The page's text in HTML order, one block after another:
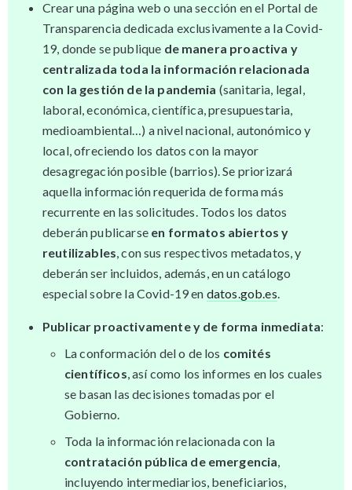
Crear una página web o una sección en el Portal de
Transparencia dedicada exclusivamente a la Covid-
19, donde se publique de manera proactiva y
centralizada toda la información relacionada
con la gestión de la pandemia (sanitaria, legal,
laboral, económica, científica, presupuestaria,
medioambiental…) a nivel nacional, autonómico y
local, ofreciendo los datos con la mayor
desagregación posible (barrios). Se priorizará
aquella información requerida de forma más
recurrente en las solicitudes. Todos los datos
deberán publicarse en formatos abiertos y
reutilizables, con sus respectivos metadatos, y
deberán ser incluidos, además, en un catálogo
especial sobre la Covid-19 en datos.gob.es.
Publicar proactivamente y de forma inmediata:
La conformación del o de los comités
científicos, así como los informes en los cuales
se basan las decisiones tomadas por el
Gobierno.
Toda la información relacionada con la
contratación pública de emergencia,
incluyendo intermediarios, beneficiarios,